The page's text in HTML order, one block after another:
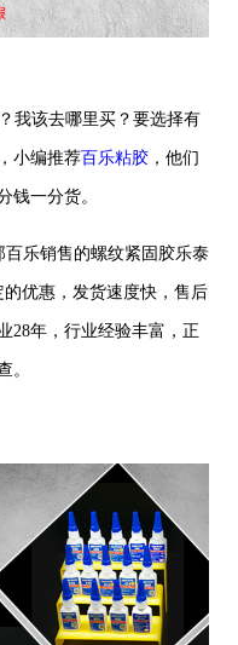
我该去哪里买？要选择有
小编推荐百乐粘胶，他们
钱一分货。
乐销售的螺纹紧固胶乐泰
优惠，发货速度快，售后
28年，行业经验丰富，正
。